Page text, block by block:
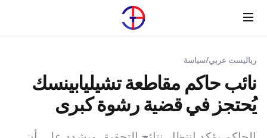
Menu
رياليست عربي/سياسة
نائب حاكم مقاطعة تشيليابينسك
يُحتجز في قضية رشوة كبرى